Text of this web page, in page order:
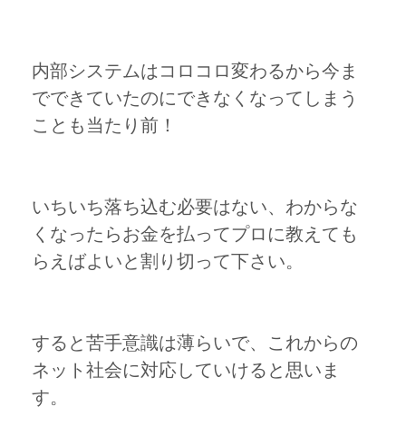
内部システムはコロコロ変わるから今ま
でできていたのにできなくなってしまう
ことも当たり前！
いちいち落ち込む必要はない、わからな
くなったらお金を払ってプロに教えても
らえばよいと割り切って下さい。
すると苦手意識は薄らいで、これからの
ネット社会に対応していけると思いま
す。